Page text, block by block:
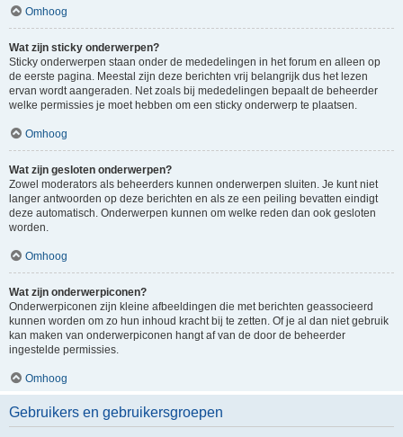
Omhoog
Wat zijn sticky onderwerpen?
Sticky onderwerpen staan onder de mededelingen in het forum en alleen op
de eerste pagina. Meestal zijn deze berichten vrij belangrijk dus het lezen
ervan wordt aangeraden. Net zoals bij mededelingen bepaalt de beheerder
welke permissies je moet hebben om een sticky onderwerp te plaatsen.
Omhoog
Wat zijn gesloten onderwerpen?
Zowel moderators als beheerders kunnen onderwerpen sluiten. Je kunt niet
langer antwoorden op deze berichten en als ze een peiling bevatten eindigt
deze automatisch. Onderwerpen kunnen om welke reden dan ook gesloten
worden.
Omhoog
Wat zijn onderwerpiconen?
Onderwerpiconen zijn kleine afbeeldingen die met berichten geassocieerd
kunnen worden om zo hun inhoud kracht bij te zetten. Of je al dan niet gebruik
kan maken van onderwerpiconen hangt af van de door de beheerder
ingestelde permissies.
Omhoog
Gebruikers en gebruikersgroepen